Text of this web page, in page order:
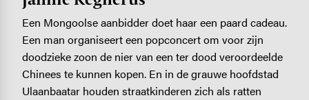
Een Mongoolse aanbidder doet haar een paard cadeau.
Een man organiseert een popconcert om voor zijn
doodzieke zoon de nier van een ter dood veroordeelde
Chinees te kunnen kopen. En in de grauwe hoofdstad
Ulaanbaatar houden straatkinderen zich als ratten